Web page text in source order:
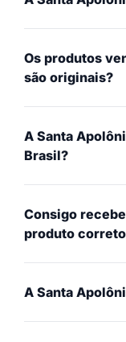
Os produtos
são originais?
A Santa
Brasil?
Consigo
produto
A Santa